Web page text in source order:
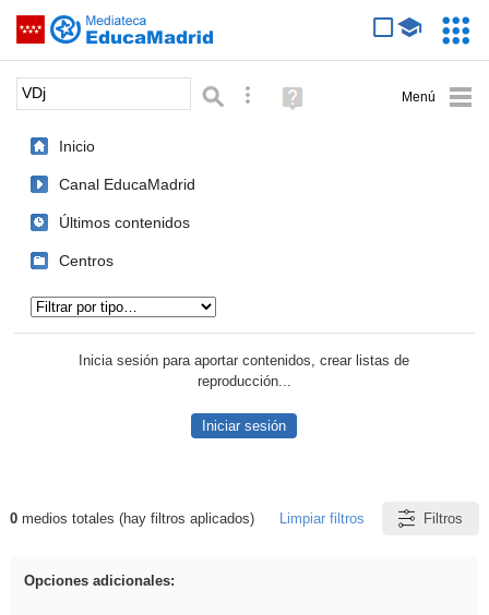
Saltar navegación
Palabra o frase: Búsqueda avanzada
Ayuda
(en
Inicio
Canal EducaMadrid
Últimos contenidos
Centros
Inicia sesión para aportar contenidos, crear listas de
reproducción...
Iniciar sesión
Resultados de: VDj
0medios totales (hay filtros aplicados) Limpiar filtros Filtros
Opciones adicionales: